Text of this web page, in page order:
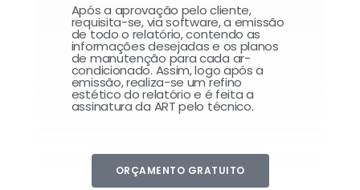
Após a aprovação pelo cliente,
requisita-se, via software, a emissão
de todo o relatório, contendo as
informações desejadas e os planos
de manutenção para cada ar-
condicionado. Assim, logo após a
emissão, realiza-se um refino
estético do relatório e é feita a
assinatura da ART pelo técnico.
ORÇAMENTO GRATUITO